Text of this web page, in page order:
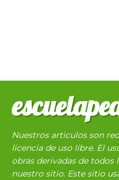
Nuestros articulos son
licencia de uso libre. El
obras derivadas de
nuestro sitio. Este sitio